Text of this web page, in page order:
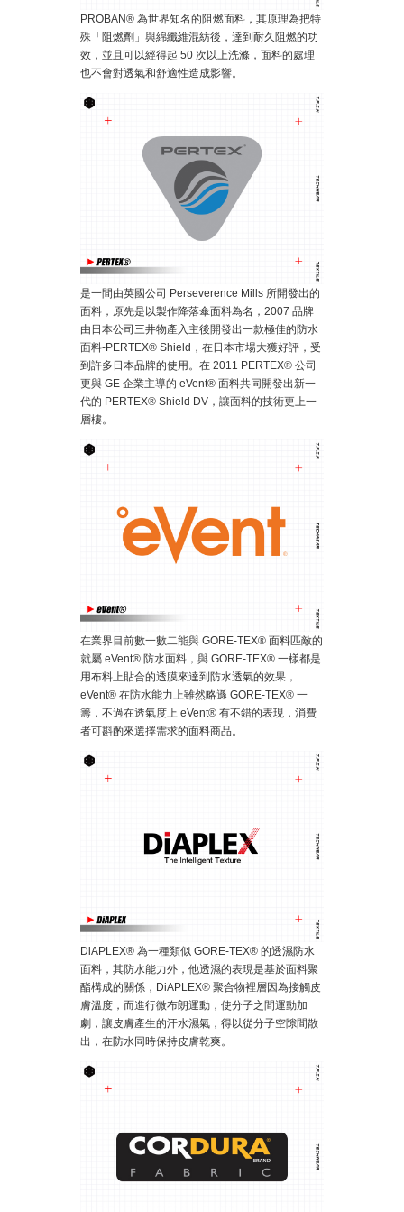
PROBAN® 為世界知名的阻燃面料，其原理為把特
殊「阻燃劑」與綿纖維混紡後，達到耐久阻燃的功
效，並且可以經得起 50 次以上洗滌，面料的處理
也不會對透氣和舒適性造成影響。
是一間由英國公司 Perseverence Mills 所開發出的
面料，原先是以製作降落傘面料為名，2007 品牌
由日本公司三井物產入主後開發出一款極佳的防水
面料-PERTEX® Shield，在日本市場大獲好評，受
到許多日本品牌的使用。在 2011 PERTEX® 公司
更與 GE 企業主導的 eVent® 面料共同開發出新一
代的 PERTEX® Shield DV，讓面料的技術更上一
層樓。
在業界目前數一數二能與 GORE-TEX® 面料匹敵的
就屬 eVent® 防水面料，與 GORE-TEX® 一樣都是
用布料上貼合的透膜來達到防水透氣的效果，
eVent® 在防水能力上雖然略遜 GORE-TEX® 一
籌，不過在透氣度上 eVent® 有不錯的表現，消費
者可斟酌來選擇需求的面料商品。
DiAPLEX® 為一種類似 GORE-TEX® 的透濕防水
面料，其防水能力外，他透濕的表現是基於面料聚
酯構成的關係，DiAPLEX® 聚合物裡層因為接觸皮
膚溫度，而進行微布朗運動，使分子之間運動加
劇，讓皮膚產生的汗水濕氣，得以從分子空隙間散
出，在防水同時保持皮膚乾爽。